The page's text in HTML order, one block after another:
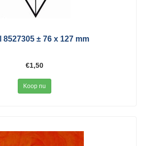
8527305 ± 76 x 127 mm
€1,50
Koop nu